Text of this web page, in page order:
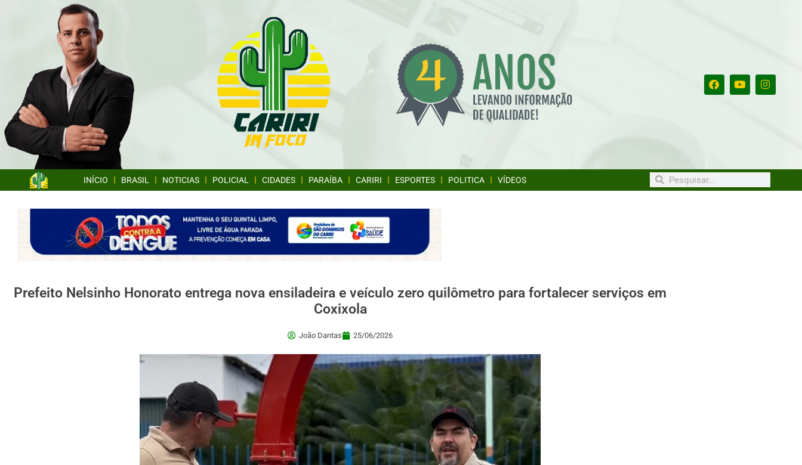
INÍCIO BRASIL NOTICIAS POLICIAL CIDADES PARAÍBA CARIRI ESPORTES POLITICA VÍDEOS
Prefeito Nelsinho Honorato entrega nova ensiladeira e veículo zero quilômetro para fortalecer serviços em
Coxixola
João Dantas 25/06/2026